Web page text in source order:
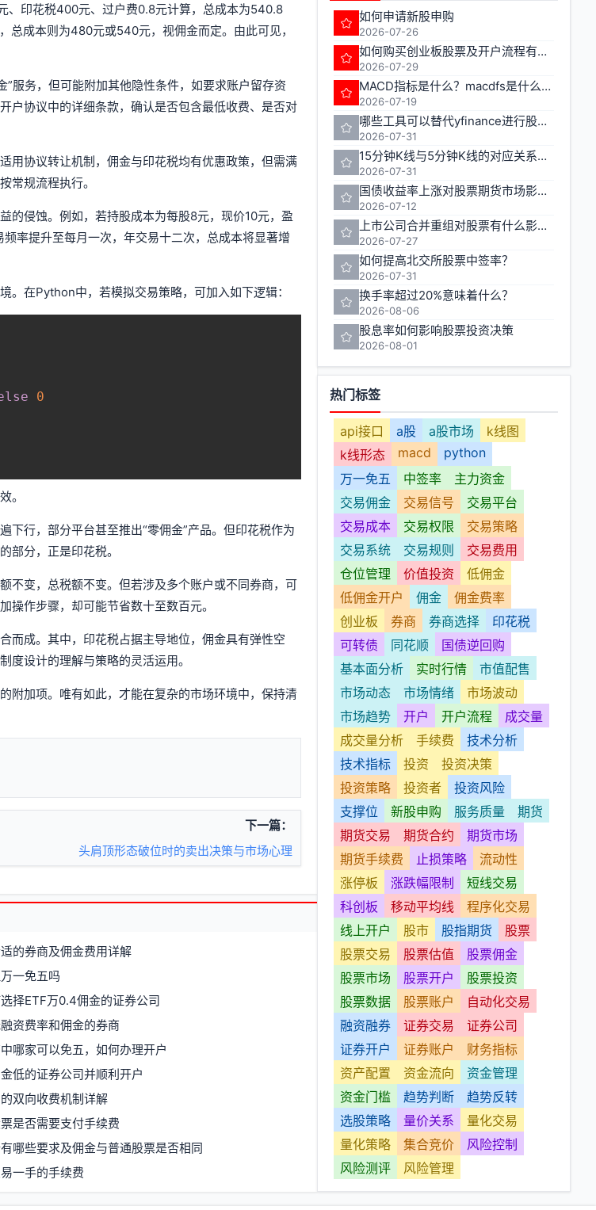
、印花税400元、过户费0.8元计算，总成本为540.8
成本则为480元或540元，视佣金而定。由此可见，
服务，但可能附加其他隐性条件，如要求账户留存资
户协议中的详细条款，确认是否包含最低收费、是否对
用协议转让机制，佣金与印花税均有优惠政策，但需满
常规流程执行。
的侵蚀。例如，若持股成本为每股8元，现价10元，盈
率提升至每月一次，年交易十二次，总成本将显著增
。在Python中，若模拟交易策略，可加入如下逻辑：
0
。
行，部分平台甚至推出“零佣金”产品。但印花税作为
部分，正是印花税。
不变，总税额不变。但若涉及多个账户或不同券商，可
作步骤，却可能节省数十至数百元。
而成。其中，印花税占据主导地位，佣金具有弹性空
度设计的理解与策略的灵活运用。
附加项。唯有如此，才能在复杂的市场环境中，保持清
下一篇：
头肩顶形态破位时的卖出决策与市场心理
的券商及佣金费用详解
一免五吗
择ETF万0.4佣金的证券公司
资费率和佣金的券商
哪家可以免五，如何办理开户
低的证券公司并顺利开户
双向收费机制详解
是否需要支付手续费
哪些要求及佣金与普通股票是否相同
一手的手续费
如何申请新股申购
2026-07-26
如何购买创业板股票及开户流程有哪些注意事项
2026-07-29
MACD指标是什么？macdfs是什么意思
2026-07-19
哪些工具可以替代yfinance进行股票期货数据获取
2026-07-31
15分钟K线与5分钟K线的对应关系如何计算
2026-07-31
国债收益率上涨对股票期货市场影响几何
2026-07-12
上市公司合并重组对股票有什么影响？
2026-07-27
如何提高北交所股票中签率？
2026-07-31
换手率超过20%意味着什么？
2026-08-06
股息率如何影响股票投资决策
2026-08-01
热门标签
api接口 a股 a股市场
k线图
k线形态
macd
python
万一免五
中签率
主力资金
交易佣金
交易信号
交易平台
交易成本
交易权限
交易策略
交易系统
交易规则
交易费用
仓位管理
价值投资
低佣金
低佣金开户
佣金
佣金费率
创业板
券商 券商选择
印花税
可转债
同花顺
国债逆回购
基本面分析
实时行情
市值配售
市场动态
市场情绪
市场波动
市场趋势
开户 开户流程
成交量
成交量分析
手续费
技术分析
技术指标
投资
投资决策
投资策略
投资者
投资风险
支撑位
新股申购 服务质量
期货
期货交易
期货合约
期货市场
期货手续费
止损策略
流动性
涨停板
涨跌幅限制
短线交易
科创板
移动平均线
程序化交易
线上开户
股市 股指期货
股票
股票交易
股票估值
股票佣金
股票市场
股票开户
股票投资
股票数据
股票账户
自动化交易
融资融券
证券交易
证券公司
证券开户
证券账户
财务指标
资产配置
资金流向
资金管理
资金门槛
趋势判断
趋势反转
选股策略
量价关系
量化交易
量化策略
集合竞价
风险控制
风险测评
风险管理